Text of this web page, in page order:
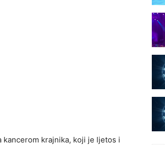
krajnika, koji je ljetos i